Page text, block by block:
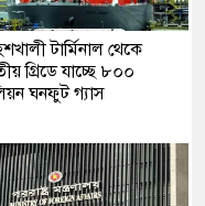
টার্মিনাল থেকে
গ্রিডে যাচ্ছে ৮০০
ঘনফুট গ্যাস